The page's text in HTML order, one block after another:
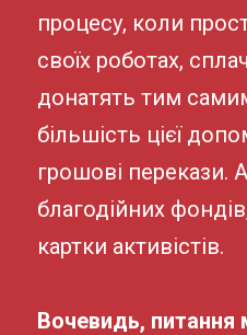
процесу, коли
своїх роботах,
донатять тим
більшість цієї
грошові перекази.
благодійних
картки активістів.
Вочевидь, питання